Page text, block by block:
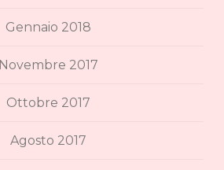
Gennaio 2018
Novembre 2017
Ottobre 2017
Agosto 2017